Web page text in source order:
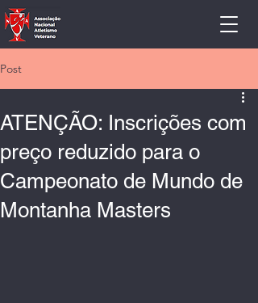
Post
ATENÇÃO: Inscrições com
preço reduzido para o
Campeonato de Mundo de
Montanha Masters